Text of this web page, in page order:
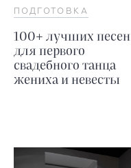
ПОДГОТОВКА
100+ лучших песен
для первого
свадебного танца
жениха и невесты